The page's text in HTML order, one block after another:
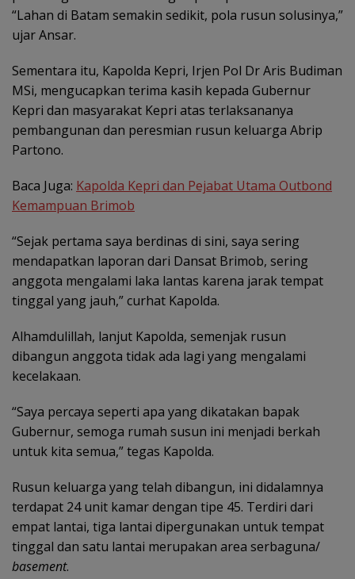
“Lahan di Batam semakin sedikit, pola rusun solusinya,”
ujar Ansar.
Sementara itu, Kapolda Kepri, Irjen Pol Dr Aris Budiman
MSi, mengucapkan terima kasih kepada Gubernur
Kepri dan masyarakat Kepri atas terlaksananya
pembangunan dan peresmian rusun keluarga Abrip
Partono.
Baca Juga: Kapolda Kepri dan Pejabat Utama Outbond
Kemampuan Brimob
“Sejak pertama saya berdinas di sini, saya sering
mendapatkan laporan dari Dansat Brimob, sering
anggota mengalami laka lantas karena jarak tempat
tinggal yang jauh,” curhat Kapolda.
Alhamdulillah, lanjut Kapolda, semenjak rusun
dibangun anggota tidak ada lagi yang mengalami
kecelakaan.
“Saya percaya seperti apa yang dikatakan bapak
Gubernur, semoga rumah susun ini menjadi berkah
untuk kita semua,” tegas Kapolda.
Rusun keluarga yang telah dibangun, ini didalamnya
terdapat 24 unit kamar dengan tipe 45. Terdiri dari
empat lantai, tiga lantai dipergunakan untuk tempat
tinggal dan satu lantai merupakan area serbaguna/
basement.